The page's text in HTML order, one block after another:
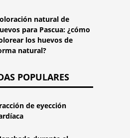
natural de
para Pascua: ¿cómo
los huevos de
natural?
POPULARES
de eyección